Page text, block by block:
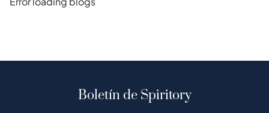
Boletín de Spiritory